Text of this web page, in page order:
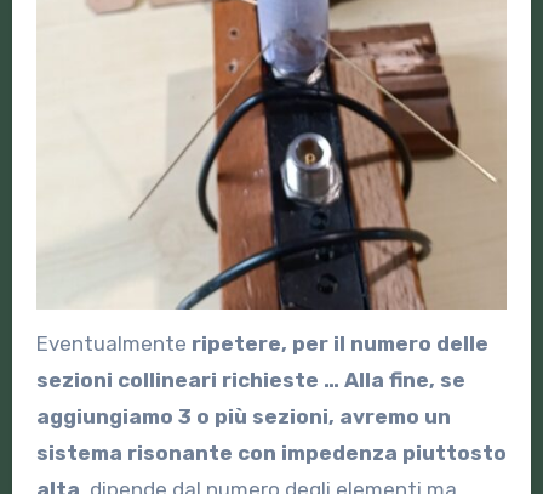
Eventualmente ripetere, per il numero delle
sezioni collineari richieste … Alla fine, se
aggiungiamo 3 o più sezioni, avremo un
sistema risonante con impedenza piuttosto